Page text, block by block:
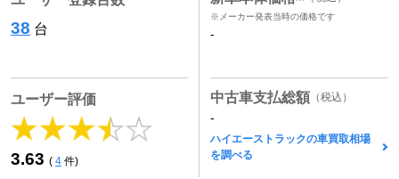
38 台
ユーザー評価
3.63 ( 4 件)
※メーカー発表当時の価格です
-
中古車支払総額 （税込）
-
ハイエーストラックの車買取相場
を調べる